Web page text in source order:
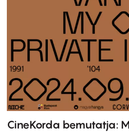
CineKorda bemutatja: